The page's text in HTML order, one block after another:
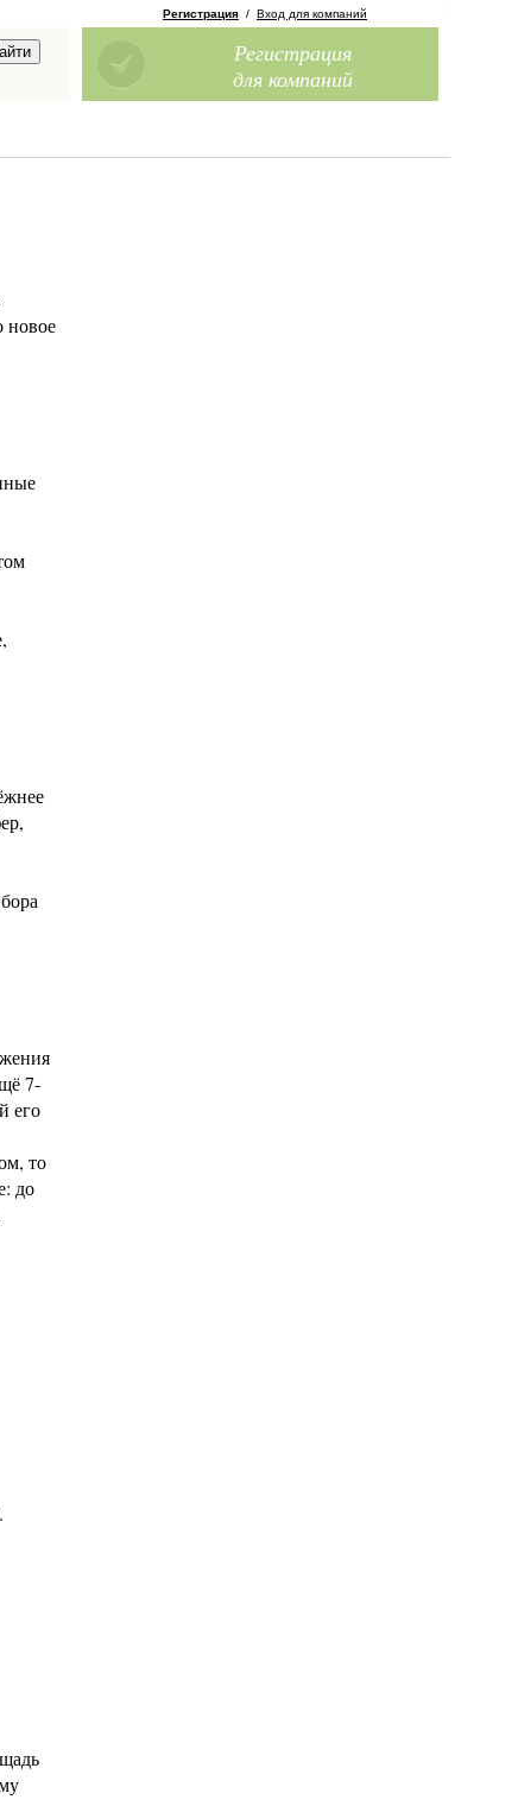
Регистрация / Вход для компаний
Регистрация
для компаний
новое
7-
его
то
до